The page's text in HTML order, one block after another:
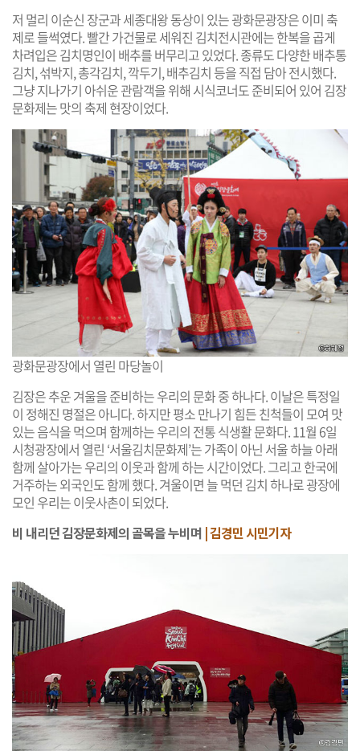
저 멀리 이순신 장군과 세종대왕 동상이 있는 광화문광장은 이미 축
제로 들썩였다. 빨간 가건물로 세워진 김치전시관에는 한복을 곱게
차려입은 김치명인이 배추를 버무리고 있었다. 종류도 다양한 배추통
김치, 섞박지, 총각김치, 깍두기, 배추김치 등을 직접 담아 전시했다.
그냥 지나가기 아쉬운 관람객을 위해 시식코너도 준비되어 있어 김장
문화제는 맛의 축제 현장이었다.
광화문광장에서 열린 마당놀이
김장은 추운 겨울을 준비하는 우리의 문화 중 하나다. 이날은 특정일
이 정해진 명절은 아니다. 하지만 평소 만나기 힘든 친척들이 모여 맛
있는 음식을 먹으며 함께하는 우리의 전통 식생활 문화다. 11월 6일
시청광장에서 열린 ‘서울김치문화제’는 가족이 아닌 서울 하늘 아래
함께 살아가는 우리의 이웃과 함께 하는 시간이었다. 그리고 한국에
거주하는 외국인도 함께 했다. 겨울이면 늘 먹던 김치 하나로 광장에
모인 우리는 이웃사촌이 되었다.
비 내리던 김장문화제의 골목을 누비며 | 김경민 시민기자